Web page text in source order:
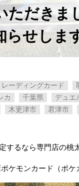
ただきま
せしま
レーディングカード
カ 千葉県 デュエ
木更津市 君津市
するなら専門店の
ケモンカード（ポケ